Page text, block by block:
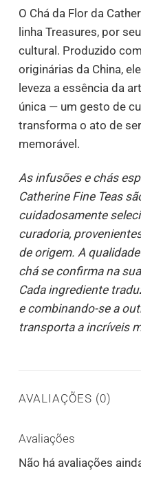
O Chá da Flor da
linha Treasures, por
cultural. Produzido
originárias da China,
leveza a essência da
única — um gesto de
transforma o ato de
memorável.
As infusões e chás
Catherine Fine Teas
cuidadosamente
curadoria,
de origem. A
chá se confirma na
Cada ingrediente
e combinando-se a
transporta a incríveis
AVALIAÇÕES (0)
Avaliações
Não há avaliações